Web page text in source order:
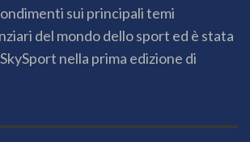
sui principali temi
del mondo dello sport ed è stata
nella prima edizione di